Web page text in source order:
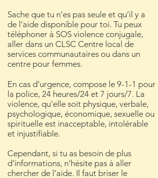
Sache que tu n’es pas seule et qu’il y a
de l’aide disponible pour toi. Tu peux
téléphoner à SOS violence conjugale,
aller dans un CLSC Centre local de
services communautaires ou dans un
centre pour femmes.
En cas d’urgence, compose le 9-1-1 pour
la police, 24 heures/24 et 7 jours/7. La
violence, qu’elle soit physique, verbale,
psychologique, économique, sexuelle ou
spirituelle est inacceptable, intolérable
et injustifiable.
Cependant, si tu as besoin de plus
d’informations, n’hésite pas à aller
chercher de l’aide. Il faut briser le